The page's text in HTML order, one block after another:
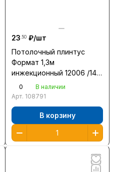
23.50 ₽/шт
Потолочный плинтус
Формат 1,3м
инжекционный 12006 /140
0
В наличии
Арт. 108791
В корзину